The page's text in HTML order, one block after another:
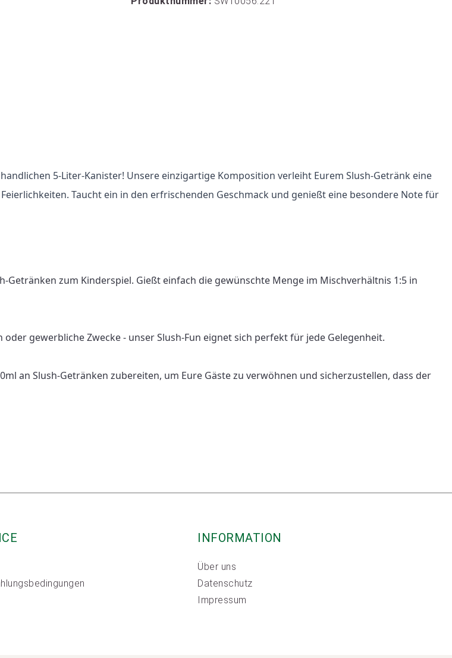
5-Liter-Kanister! Unsere einzigartige Komposition verleiht Eurem Slush-Getränk eine
Taucht ein in den erfrischenden Geschmack und genießt eine besondere Note für
zum Kinderspiel. Gießt einfach die gewünschte Menge im Mischverhältnis 1:5 in
gewerbliche Zwecke - unser Slush-Fun eignet sich perfekt für jede Gelegenheit.
an Slush-Getränken zubereiten, um Eure Gäste zu verwöhnen und sicherzustellen, dass der
INFORMATION
Über uns
Datenschutz
Impressum